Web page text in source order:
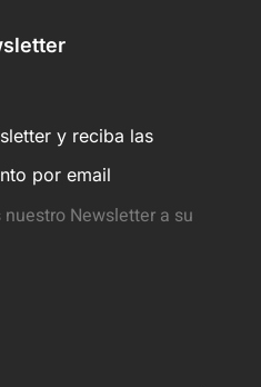
y reciba las
por email
Newsletter a su